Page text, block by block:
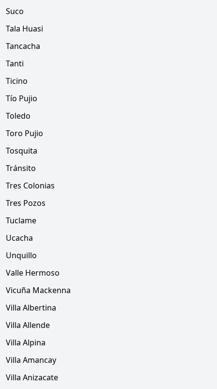
Suco
Tala Huasi
Tancacha
Tanti
Ticino
Tío Pujio
Toledo
Toro Pujio
Tosquita
Tránsito
Tres Colonias
Tres Pozos
Tuclame
Ucacha
Unquillo
Valle Hermoso
Vicuña Mackenna
Villa Albertina
Villa Allende
Villa Alpina
Villa Amancay
Villa Anizacate